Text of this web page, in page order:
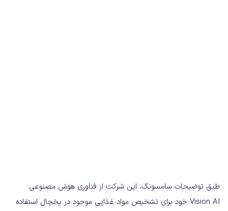
طبق توضیحات سامسونگ، این شرکت از فناوری هوش مصنوعی
Vision AI خود برای تشخیص مواد غذایی موجود در یخچال استفاده